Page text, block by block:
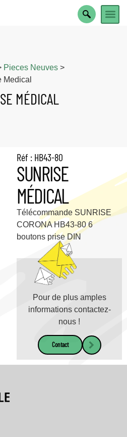
Pieces Neuves >
Medical
MÉDICAL
Réf : HB43-80
SUNRISE
MÉDICAL
Télécommande SUNRISE
CORONA HB43-80 6
boutons prise DIN
Pour de plus amples
informations contactez-
nous !
Contact